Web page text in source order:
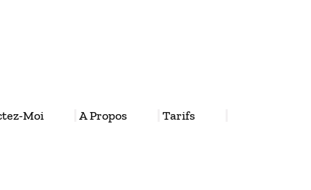
Moi A Propos Tarifs